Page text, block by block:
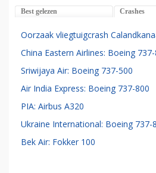
Best gelezen Crashes
Oorzaak vliegtuigcrash
China Eastern Airlines: Boeing
Sriwijaya Air: Boeing 737-500
Air India Express: Boeing 737-800
PIA: Airbus A320
Ukraine International: Boeing 737-
Bek Air: Fokker 100